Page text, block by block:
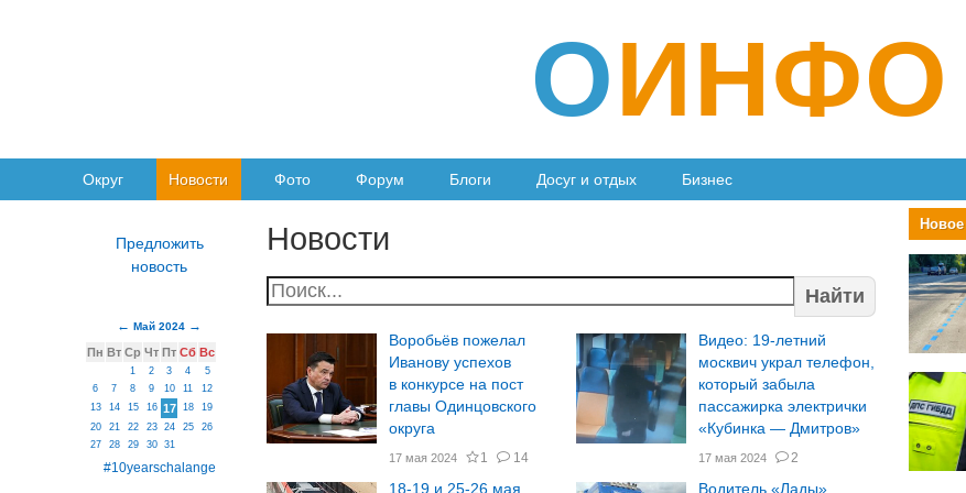
ОИНФО
Округ Новости Фото Форум Блоги Досуг и отдых Бизнес
Новости
Найти
Воробьёв пожелал
Иванову успехов
в конкурсе на пост
главы Одинцовского
округа
17 мая 2024 1 14
Видео: 19-летний
москвич украл телефон,
который забыла
пассажирка электрички
«Кубинка — Дмитров»
17 мая 2024 2
18-19 и 25-26 мая
Водитель «Лады»
Май 2024
Пн Вт Ср Чт Пт Сб Вс
1 2 3 4
5
6
7 8 9 10 11
12
13
14 15 16 17 18
19
20
21 22 23 24 25
26
27
28 29 30 31
#10yearschalange
Новое